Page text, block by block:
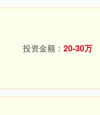
投资金额： 20-30万